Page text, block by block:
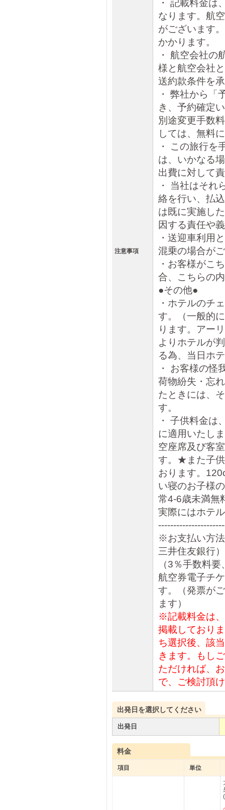
注意事項
・ 記載料金は
なります。航
がございます
かかります。
・ 航空会社の
様と航空会社
送約款条件を
・ 弊社から「
き、予約確定
別途変更手数
しては、無料
・ この旅行を
は、いかなる
出費に対して
・ 当社はそれ
絡を行い、払
は既に実施し
因する責任や
・送迎車利用
混乗の場合が
・お客様がこ
合、こちらの
●その他●
・ホテルのチ
す。（一般的
ります。アー
よりホテルが
る為、当日ホ
・ お客様の怪
荷物紛失・忘
たときには、
す。
・ 子供料金は
に適用いたし
空座席及び客
す。★また子
おります。
い寝のお子様
常4-6歳未満無
実際にはホテ
※お支払い方
三井住友銀行
（3％手数料
航空券電子チ
す。（発票が
ます）
※記載料金は
掲載しており
ち選択後、該
きます。もし
ただければ、
で、ご検討頂
出発日を選択してください
出発日
料金
項目 単位